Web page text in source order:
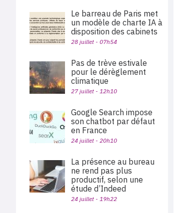
Le barreau de Paris met
un modèle de charte IA à
disposition des cabinets
28 juillet - 07h54
Pas de trève estivale
pour le dérèglement
climatique
27 juillet - 12h10
Google Search impose
son chatbot par défaut
en France
24 juillet - 20h10
La présence au bureau
ne rend pas plus
productif, selon une
étude d’Indeed
24 juillet - 19h22